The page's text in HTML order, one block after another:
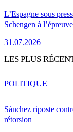
L’Espagne sous
Schengen à l’épreuve
31.07.2026
LES PLUS
Sánchez riposte
rétorsion
POLITIQUE